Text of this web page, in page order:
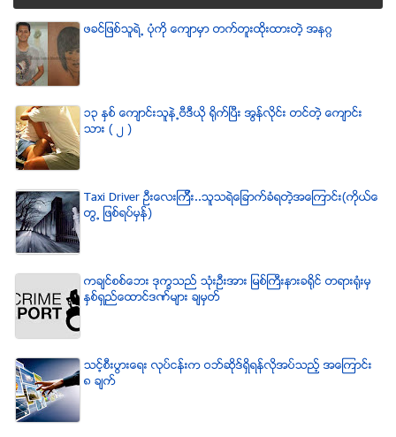
ဖခင္ျဖစ္သူရဲ႕ ပံုကို ေက်ာမွာ တက္တူးထိုးထားတဲ့ အနဂၢ
၁၃ ႏွစ္ ေက်ာင္းသူနဲ႕ဗီဒီယို ရိုက္ျပီး အြန္လိုင္း တင္တဲ့ ေက်ာင္း
သား ( ၂ )
Taxi Driver ဦးေလးၾကီး..သူသရဲေျခာက္ခံရတဲ့အေၾကာင္း(ကိုယ္ေ
တြ႕ ျဖစ္ရပ္မွန္)
ကခ်င္စစ္ေဘး ဒုကၡသည္ သံုးဦးအား ျမစ္ႀကီးနားခရိုင္ တရားရံုးမွ
ႏွစ္ရွည္ေထာင္ဒဏ္မ်ား ခ်မွတ္
သင့္စီးပြားေရး လုပ္ငန္းက ဝဘ္ဆိုဒ္ရွိရန္လိုအပ္သည့္ အေၾကာင္း
၈ ခ်က္